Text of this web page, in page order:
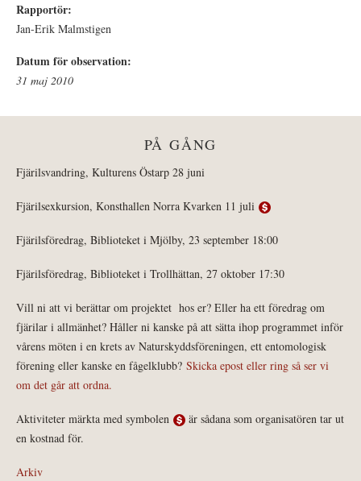
Rapportör:
Jan-Erik Malmstigen
Datum för observation:
31 maj 2010
PÅ GÅNG
Fjärilsvandring, Kulturens Östarp 28 juni
Fjärilsexkursion, Konsthallen Norra Kvarken 11 juli
Fjärilsföredrag, Biblioteket i Mjölby, 23 september 18:00
Fjärilsföredrag, Biblioteket i Trollhättan, 27 oktober 17:30
Vill ni att vi berättar om projektet hos er? Eller ha ett föredrag om
fjärilar i allmänhet? Håller ni kanske på att sätta ihop programmet inför
vårens möten i en krets av Naturskyddsföreningen, ett entomologisk
förening eller kanske en fågelklubb? Skicka epost eller ring så ser vi
om det går att ordna.
Aktiviteter märkta med symbolen
är sådana som organisatören tar ut
en kostnad för.
Arkiv